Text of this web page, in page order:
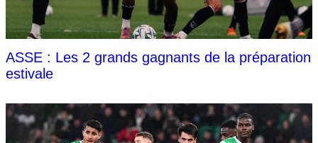
ASSE : Les 2 grands gagnants de la préparation
estivale